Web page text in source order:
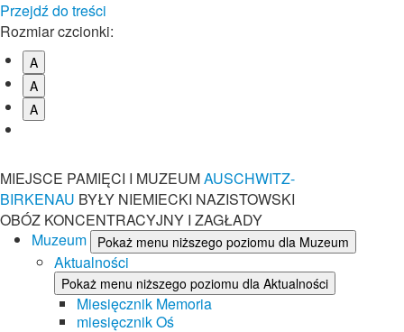
Przejdź do treści
Rozmiar czcionki:
A
A
A
MIEJSCE PAMIĘCI I MUZEUMAUSCHWITZ-
BIRKENAU BYŁY NIEMIECKI NAZISTOWSKI
OBÓZ KONCENTRACYJNY I ZAGŁADY
Muzeum
Pokaż menu niższego poziomu dla Muzeum
Aktualności
Pokaż menu niższego poziomu dla Aktualności
Miesięcznik Memoria
miesięcznik Oś